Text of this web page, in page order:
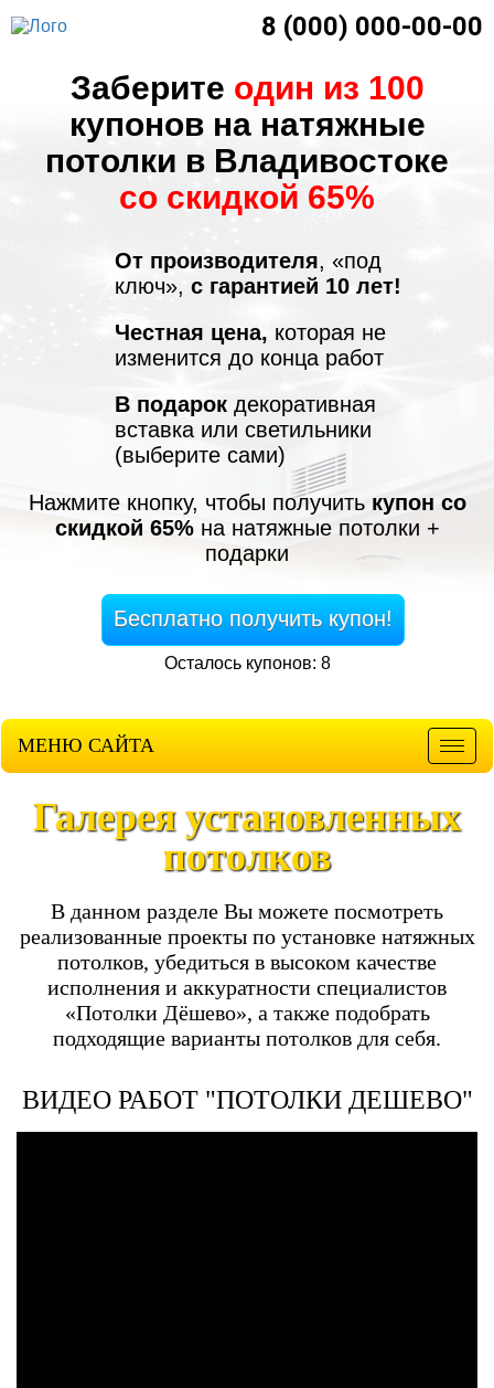
8 (000) 000-00-00
Заберите один из 100
купонов на натяжные
потолки в Владивостоке
со скидкой 65%
От производителя, «под
ключ», с гарантией 10 лет!
Честная цена, которая не
изменится до конца работ
В подарок декоративная
вставка или светильники
(выберите сами)
Нажмите кнопку, чтобы получить купон со
скидкой 65%на натяжные потолки +
подарки
Бесплатно получить купон!
Осталось купонов: 8
МЕНЮ САЙТА
Галерея установленных
потолков
В данном разделе Вы можете посмотреть
реализованные проекты по установке натяжных
потолков, убедиться в высоком качестве
исполнения и аккуратности специалистов
«Потолки Дёшево», а также подобрать
подходящие варианты потолков для себя.
ВИДЕО РАБОТ "ПОТОЛКИ ДЕШЕВО"